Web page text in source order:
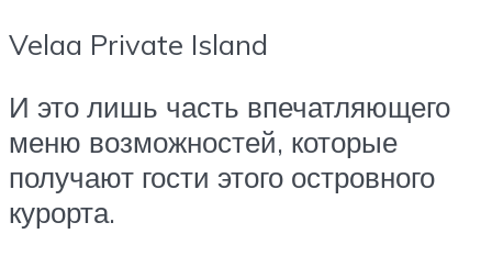
Velaa Private Island
И это лишь часть впечатляющего
меню возможностей, которые
получают гости этого островного
курорта.